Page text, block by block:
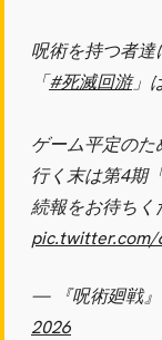
呪術を持つ者
「#死滅回游」
ゲーム平定の
行く末は第4期
続報をお待ちく
pic.twitter.com/
— 『呪術廻戦
2026